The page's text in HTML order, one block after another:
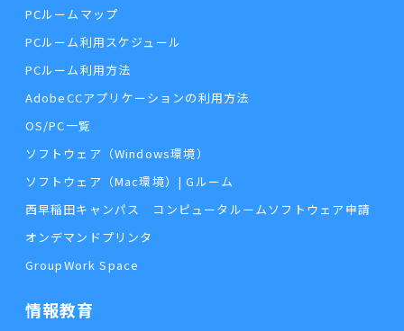
PCルームマップ
PCルーム利用スケジュール
PCルーム利用方法
AdobeCCアプリケーションの利用方法
OS/PC一覧
ソフトウェア（Windows環境）
ソフトウェア（Mac環境）| Gルーム
西早稲田キャンパス コンピュータルームソフトウェア申請
オンデマンドプリンタ
GroupWork Space
情報教育